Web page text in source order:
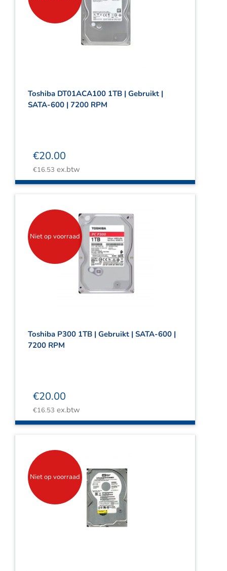
Toshiba DT01ACA100 1TB | Gebruikt |
SATA-600 | 7200 RPM
€20.00
€16.53 ex.btw
Niet op voorraad
Toshiba P300 1TB | Gebruikt | SATA-600 |
7200 RPM
€20.00
€16.53 ex.btw
Niet op voorraad